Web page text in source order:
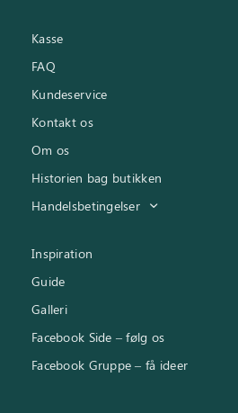
Kasse
FAQ
Kundeservice
Kontakt os
Om os
Historien bag butikken
Handelsbetingelser
Inspiration
Guide
Galleri
Facebook Side – følg os
Facebook Gruppe – få ideer